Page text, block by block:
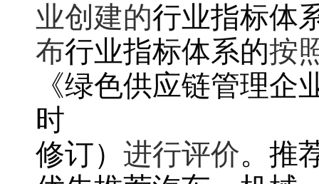
业创建的行业指标体
布行业指标体系的按
《绿色供应链管理
时
修订） 进行评价。推